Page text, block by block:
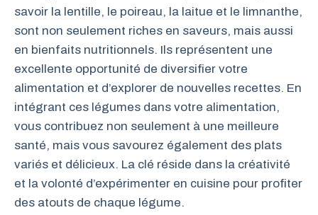
savoir la lentille, le poireau, la laitue et le limnanthe,
sont non seulement riches en saveurs, mais aussi
en bienfaits nutritionnels. Ils représentent une
excellente opportunité de diversifier votre
alimentation et d’explorer de nouvelles recettes. En
intégrant ces légumes dans votre alimentation,
vous contribuez non seulement à une meilleure
santé, mais vous savourez également des plats
variés et délicieux. La clé réside dans la créativité
et la volonté d’expérimenter en cuisine pour profiter
des atouts de chaque légume.